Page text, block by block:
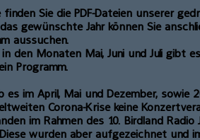
Sie die PDF-Dateien unserer
gewünschte Jahr können Sie
aussuchen.
in den Monaten Mai, Juni und Juli gibt
Programm.
es im April, Mai und Dezember, sowie
Corona-Krise keine
im Rahmen des 10. Birdland
wurden aber aufgezeichnet und